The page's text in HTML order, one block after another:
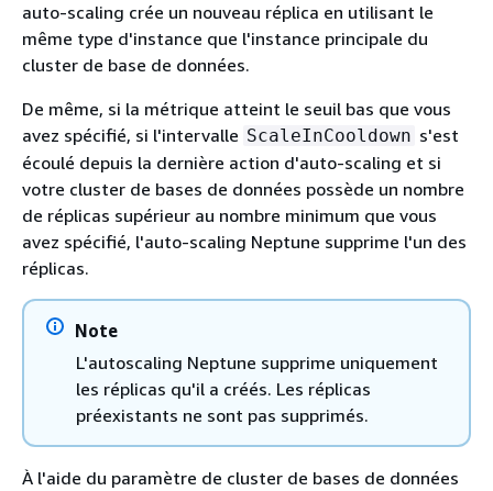
auto-scaling crée un nouveau réplica en utilisant le
même type d'instance que l'instance principale du
cluster de base de données.
De même, si la métrique atteint le seuil bas que vous
avez spécifié, si l'intervalle ScaleInCooldown s'est
écoulé depuis la dernière action d'auto-scaling et si
votre cluster de bases de données possède un nombre
de réplicas supérieur au nombre minimum que vous
avez spécifié, l'auto-scaling Neptune supprime l'un des
réplicas.
Note
L'autoscaling Neptune supprime uniquement
les réplicas qu'il a créés. Les réplicas
préexistants ne sont pas supprimés.
À l'aide du paramètre de cluster de bases de données